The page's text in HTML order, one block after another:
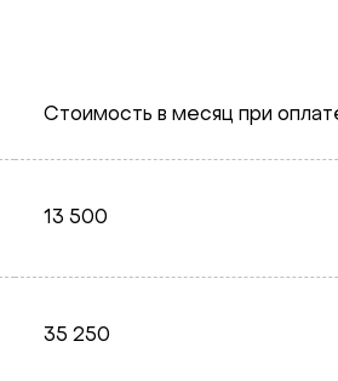
Стоимость в месяц при
13 500
35 250